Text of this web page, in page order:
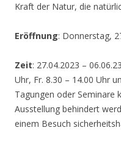
Kraft der Natur, die
Eröffnung: Donnerstag,
Zeit: 27.04.2023 –
Uhr, Fr. 8.30 – 14.00 Uhr
Tagungen oder Seminare
Ausstellung behindert
einem Besuch